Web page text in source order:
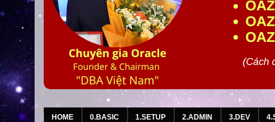
HOME 0.BASIC 1.SETUP 2.ADMIN 3.DEV